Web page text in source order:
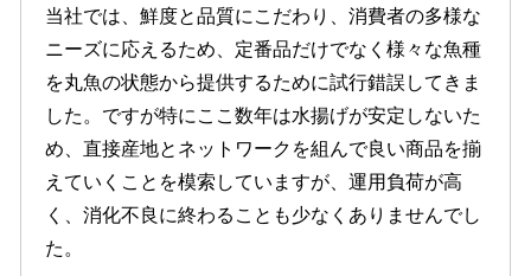
当社では、鮮度と品質にこだわり、消費者の多様な
ニーズに応えるため、定番品だけでなく様々な魚種
を丸魚の状態から提供するために試行錯誤してきま
した。ですが特にここ数年は水揚げが安定しないた
め、直接産地とネットワークを組んで良い商品を揃
えていくことを模索していますが、運用負荷が高
く、消化不良に終わることも少なくありませんでし
た。